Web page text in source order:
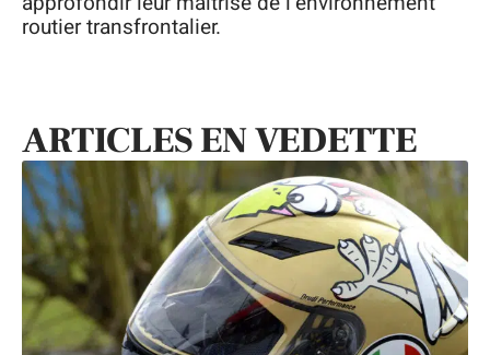
routier transfrontalier.
ARTICLES EN VEDETTE